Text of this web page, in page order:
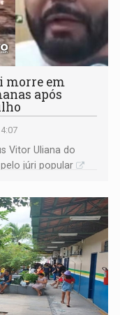
morre em
após
Vitor Uliana do
júri popular